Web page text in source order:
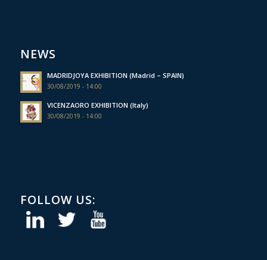
NEWS
MADRIDJOYA EXHIBITION (Madrid – SPAIN)
30/08/2019 - 14:00
VICENZAORO EXHIBITION (Italy)
30/08/2019 - 14:00
FOLLOW US: